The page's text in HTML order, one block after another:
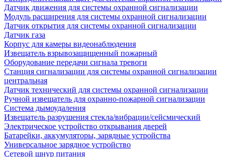
Датчик движения для системы охранной сигнализации
Модуль расширения для системы охранной сигнализации
Датчик открытия для системы охранной сигнализации
Датчик газа
Корпус для камеры видеонаблюдения
Извещатель взрывозащищенный пожарный
Оборудование передачи сигнала тревоги
Станция сигнализации для системы охранной сигнализации
центральная
Датчик технический для системы охранной сигнализации
Ручной извещатель для охранно-пожарной сигнализации
Система дымоудаления
Извещатель разрушения стекла/вибрации/сейсмический
Электрическое устройство открывания дверей
Батарейки, аккумуляторы, зарядные устройства
Универсальное зарядное устройство
Сетевой шнур питания